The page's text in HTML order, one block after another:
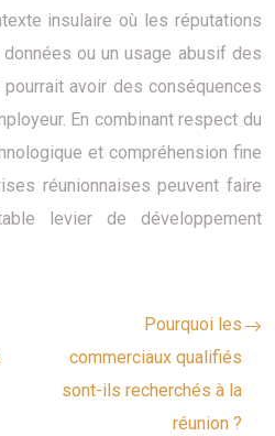
insulaire où les réputations
ou un usage abusif des
avoir des conséquences
En combinant respect du
et compréhension fine
réunionnaises peuvent faire
levier de développement
Pourquoi les
commerciaux qualifiés
sont-ils recherchés à la
réunion ?